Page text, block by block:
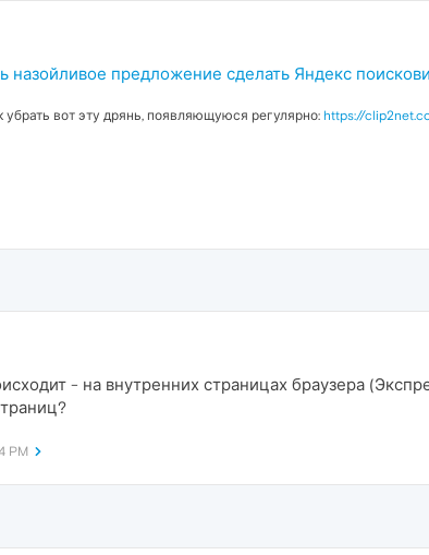
назойливое предложение сделать Яндекс
убрать вот эту дрянь, появляющуюся регулярно: https://
- на внутренних страницах браузера
PM